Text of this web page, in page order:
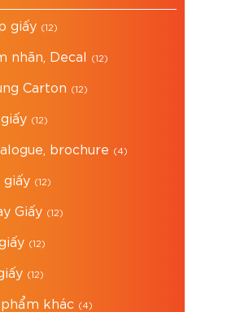
giấy (12)
nhãn, Decal (12)
Carton (12)
(12)
brochure (4)
(12)
Giấy (12)
(12)
(12)
khác (4)